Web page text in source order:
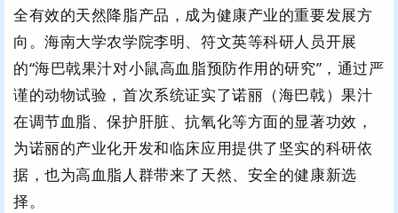
全有效的天然降脂产品，成为健康产业的重要发展方
向。海南大学农学院李明、符文英等科研人员开展
的“海巴戟果汁对小鼠高血脂预防作用的研究”，通过严
谨的动物试验，首次系统证实了诺丽（海巴戟）果汁
在调节血脂、保护肝脏、抗氧化等方面的显著功效，
为诺丽的产业化开发和临床应用提供了坚实的科研依
据，也为高血脂人群带来了天然、安全的健康新选
择。